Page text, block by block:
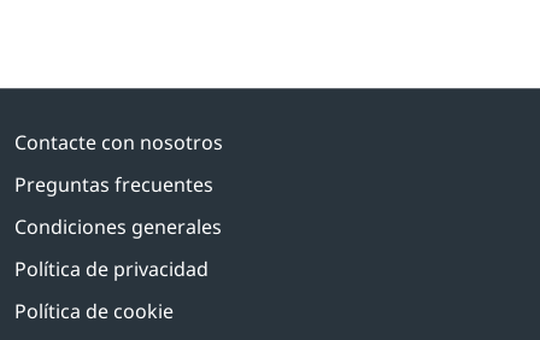
Contacte con nosotros
Preguntas frecuentes
Condiciones generales
Política de privacidad
Política de cookie